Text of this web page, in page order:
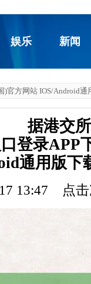
娱乐 新闻
)官方网站 IOS/Android通
港交所
登录APP
通用版下
13:47 点